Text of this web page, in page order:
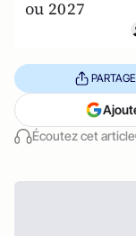
ou 2027
Écoutez cet article